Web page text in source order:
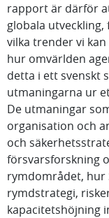
rapport är därför
globala
vilka trender vi
hur omvärlden
detta i ett svenskt
utmaningarna ur
De utmaningar
organisation och
och
försvarsforskning
rymdområdet, hur
rymdstrategi,
kapacitetshöjning